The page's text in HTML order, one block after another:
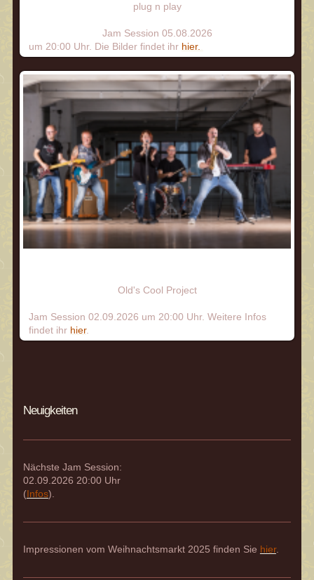
plug n play
Jam Session 05.08.2026
um 20:00 Uhr. Die Bilder findet ihr hier.
Old's Cool Project
Jam Session 02.09.2026 um 20:00 Uhr. Weitere Infos
findet ihr hier.
Neuigkeiten
Nächste Jam Session:
02.09.2026 20:00 Uhr
(Infos).
Impressionen vom Weihnachtsmarkt 2025 finden Sie hier.